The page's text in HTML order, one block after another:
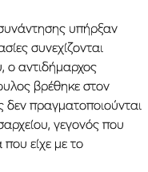
υπήρξαν
συνεχίζονται
ο αντιδήμαρχος
βρέθηκε στον
πραγματοποιούνται
γεγονός που
που είχε με το